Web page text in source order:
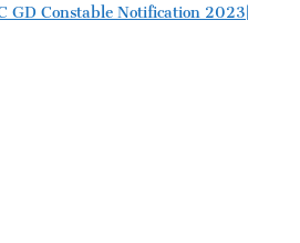
Constable Notification 2023|